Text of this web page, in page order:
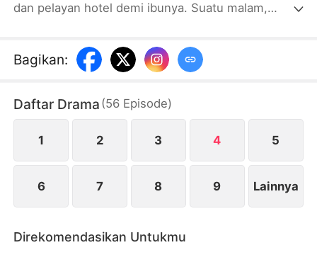
dan pelayan hotel demi ibunya. Suatu malam,
kembali “kekuasaannya”. Setiap wanita merasa
kecewa, kecuali Jeni. Dia langsung jatuh cinta pada
juga rela mengorbankan segalanya demi dia. Dia
harus membuat pilihan. Mafia yang amat dominan
atau anak muda yang polos? Siapa yang akan dia
Bagikan:
Daftar Drama (56 Episode)
1 2 3 4 5
6 7 8 9 Lainnya
Direkomendasikan Untukmu